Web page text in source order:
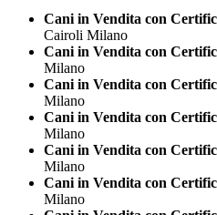
Cani in Vendita con
Cairoli Milano
Cani in Vendita con
Milano
Cani in Vendita con
Milano
Cani in Vendita con
Milano
Cani in Vendita con
Milano
Cani in Vendita con
Milano